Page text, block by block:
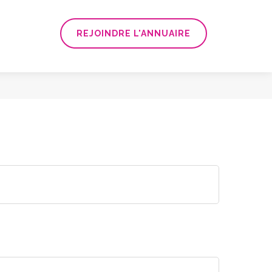
REJOINDRE L'ANNUAIRE